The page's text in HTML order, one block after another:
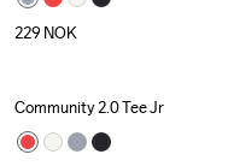
229 NOK
Community 2.0 Tee Jr